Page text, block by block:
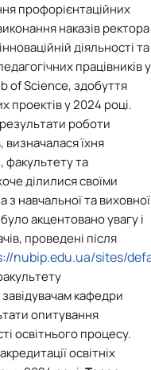
профорієнтаційних
наказів ректора
діяльності та
працівників у
of Science, здобуття
проектів у 2024 році.
роботи
визначалася їхня
факультету та
ділилися своїми
з навчальної та виховної
було акцентовано увагу і
проведені після
nubip.edu.ua/sites/
кафедри
опитування
освітнього процесу.
освітніх